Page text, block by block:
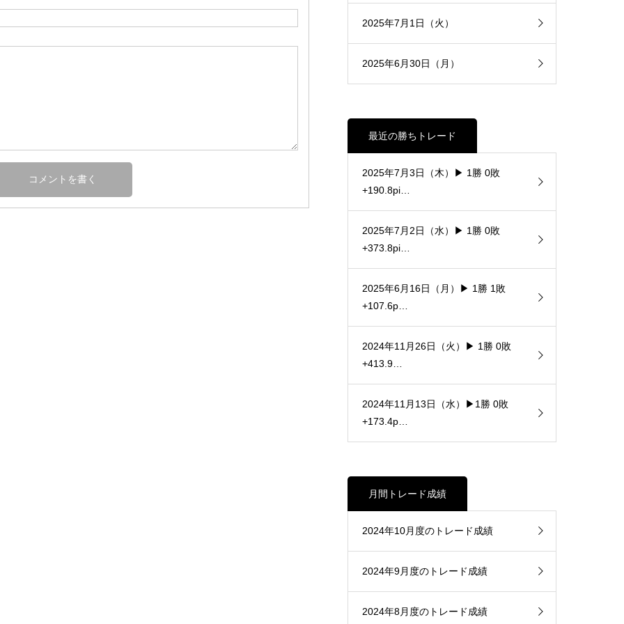
2025年7月1日（火）
2025年6月30日（月）
最近の勝ちトレード
2025年7月3日（木）▶ 1勝 0敗
+190.8pi…
2025年7月2日（水）▶ 1勝 0敗
+373.8pi…
2025年6月16日（月）▶ 1勝 1敗
+107.6p…
2024年11月26日（火）▶ 1勝 0敗
+413.9…
2024年11月13日（水）▶1勝 0敗
+173.4p…
月間トレード成績
2024年10月度のトレード成績
2024年9月度のトレード成績
2024年8月度のトレード成績